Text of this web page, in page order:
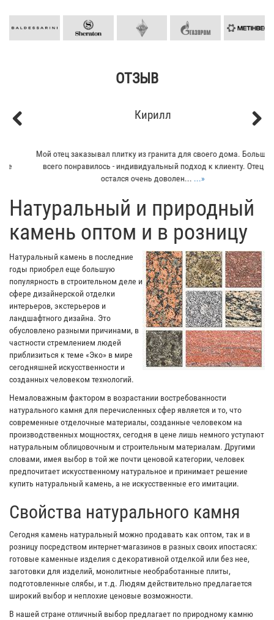
ОТЗЫВ
Кирилл
Мой отец заказывал плитку из гранита для своего дома. Больше
всего понравилось - индивидуальный подход к клиенту. Отец
остался очень доволен......»
​Натуральный и природный
камень оптом и в розницу
Натуральный камень в последние
годы приобрел еще большую
популярность в строительном деле и
сфере дизайнерской отделки
интерьеров, экстерьеров и
ландшафтного дизайна. Это
обусловлено разными причинами, в
частности стремлением людей
приблизиться к теме «Эко» в мире
сегодняшней искусственности и
созданных человеком технологий.
Немаловажным фактором в возрастании востребованности
натурального камня для перечисленных сфер является и то, что
современные отделочные материалы, созданные человеком на
производственных мощностях, сегодня в цене лишь немного уступают
натуральным облицовочным и строительным материалам. Другими
словами, имея выбор в той же почти ценовой категории, человек
предпочитает искусственному натуральное и принимает решение
купить натуральный камень, а не искусственные его имитации.
Свойства натурального камня
Сегодня камень натуральный можно продавать как оптом, так и в
розницу посредством интернет-магазинов в разных своих ипостасях:
готовые каменные изделия с декоративной отделкой или без нее,
заготовки для изделий, монолитные необработанные плиты,
подготовленные слябы, и т.д. Людям действительно предлагается
широкий выбор и неплохие ценовые возможности.
В нашей стране отличный выбор предлагает по природному камню